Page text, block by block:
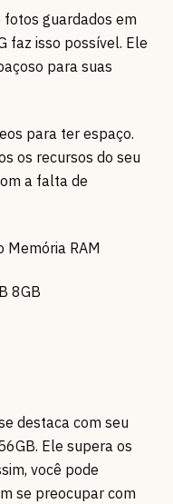
guardados em
faz isso possível. Ele
para suas
para ter espaço.
os recursos do seu
a falta de
RAM
8GB
destaca com seu
Ele supera os
você pode
se preocupar com